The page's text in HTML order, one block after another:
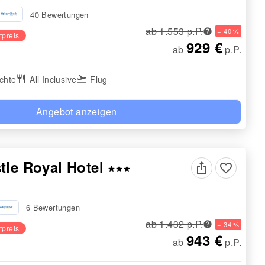
40 Bewertungen
ab 1.553 p.P. − 40 %
ab 929 € p.P.
restaurant All Inclusiveflight_takeoff Flug
Angebot anzeigen
Royal Hotel starstarstar favorite_border
6 Bewertungen
ab 1.432 p.P. − 34 %
ab 943 € p.P.